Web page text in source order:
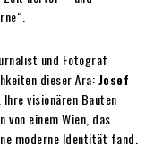
und Fotograf
dieser Ära:Josef
. Ihre visionären Bauten
einem Wien, das
moderne Identität fand.